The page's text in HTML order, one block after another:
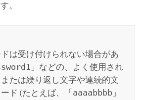
。
は受け付けられない場合があ
」などの、よく使用され
たは繰り返し文字や連続的文
ド (たとえば、「 aaaabbbb 」